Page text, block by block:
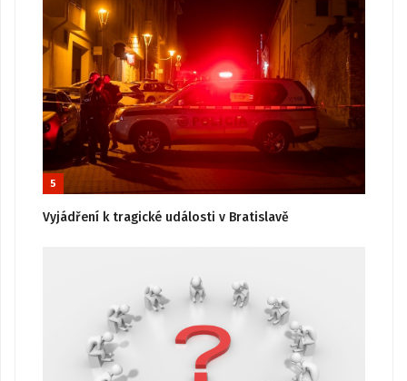
5
Vyjádření k tragické události v Bratislavě